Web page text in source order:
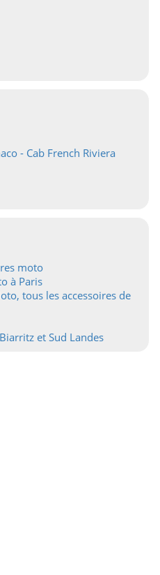
- Cab French Riviera
moto
à Paris
tous les accessoires de
et Sud Landes